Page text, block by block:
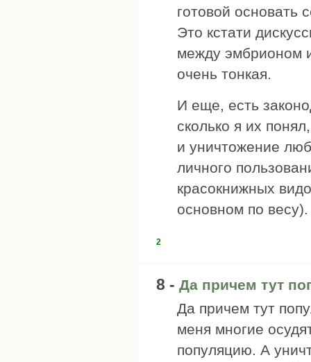
готовой
Это кстати
между эмбрионом
очень тонкая.
И еще, есть
сколько я их
и уничтожение
личного
красокнижных
основном по весу).
2
8 - Да причем тут
Да причем тут
меня многие
популяцию. А